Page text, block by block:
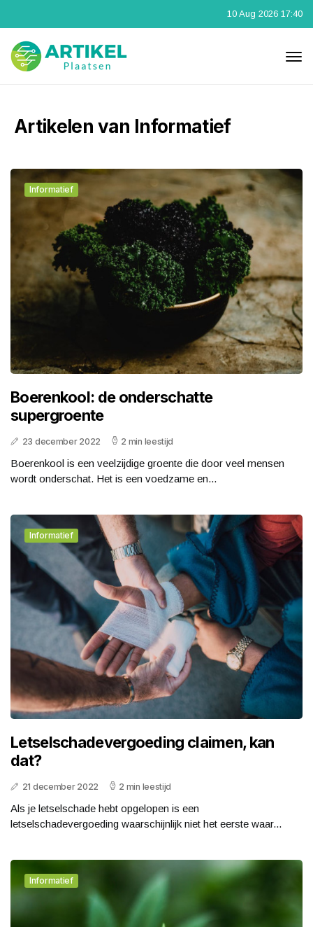
10 Aug 2026 17:40
Artikelen van Informatief
Informatief
Boerenkool: de onderschatte
supergroente
23 december 2022 2 min leestijd
Boerenkool is een veelzijdige groente die door veel mensen
wordt onderschat. Het is een voedzame en...
Informatief
Letselschadevergoeding claimen, kan
dat?
21 december 2022 2 min leestijd
Als je letselschade hebt opgelopen is een
letselschadevergoeding waarschijnlijk niet het eerste waar...
Informatief